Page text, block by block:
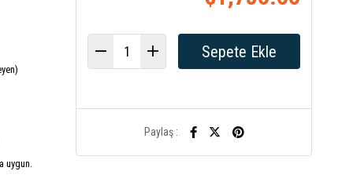
uygun.
Paylaş :